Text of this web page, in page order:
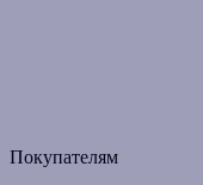
Покупателям